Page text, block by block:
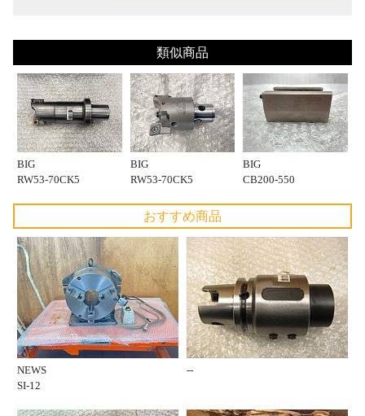
類似商品
BIG
RW53-70CK5
BIG
RW53-70CK5
BIG
CB200-550
おすすめ商品
NEWS
SI-12
--